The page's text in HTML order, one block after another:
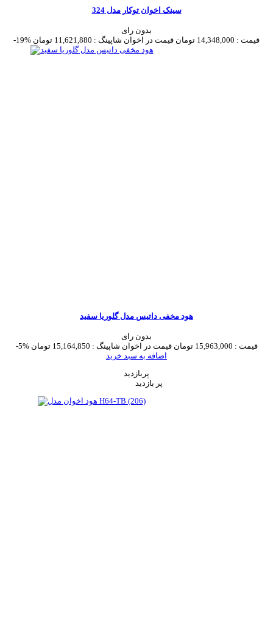
سینک اخوان توکار مدل 324
بدون رای
-19%
قیمت : 14,348,000 تومان قیمت در اخوان شاپینگ : 11,621,880 تومان
هود مخفی داتیس مدل گلوریا سفید
بدون رای
-5%
قیمت : 15,963,000 تومان قیمت در اخوان شاپینگ : 15,164,850 تومان
اضافه به سبد خرید
پربازدید
پر بازدید